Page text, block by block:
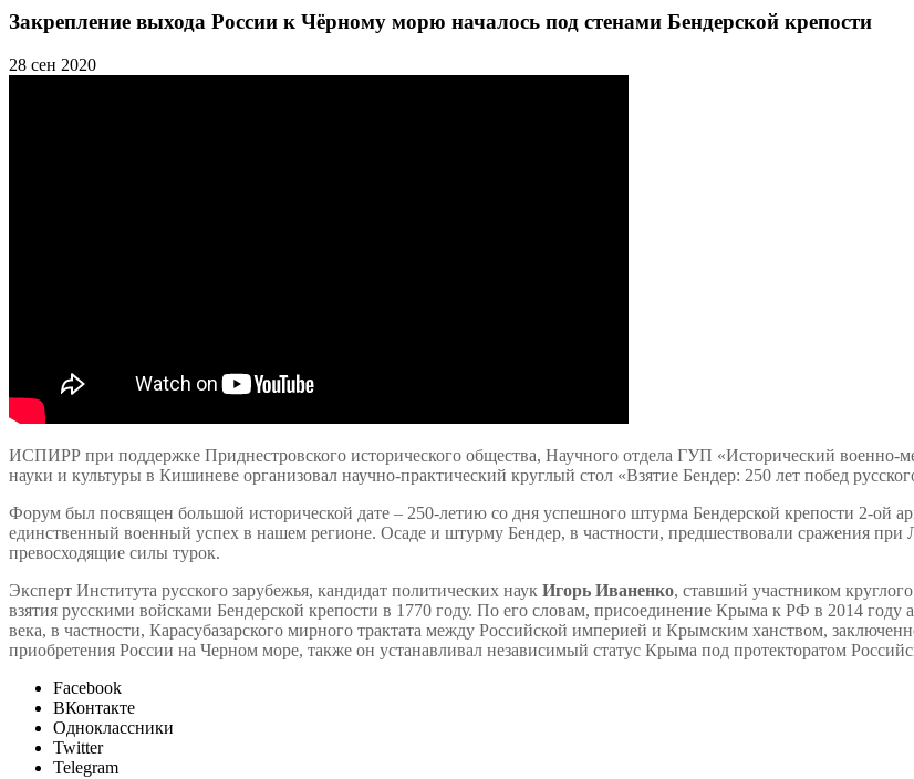
Закрепление выхода России к Чёрному морю началось под стенами Бендерской крепости
28 сен 2020
ИСПИРР при поддержке Приднестровского исторического общества, Научного отдела ГУП «Исторический военно-
науки и культуры в Кишиневе организовал научно-практический круглый стол «Взятие Бендер: 250 лет побед
Форум был посвящен большой исторической дате – 250-летию со дня успешного штурма Бендерской крепости 2-ой
единственный военный успех в нашем регионе. Осаде и штурму Бендер, в частности, предшествовали сражения при
превосходящие силы турок.
Эксперт Института русского зарубежья, кандидат политических наук Игорь Иваненко, ставший участником
взятия русскими войсками Бендерской крепости в 1770 году. По его словам, присоединение Крыма к РФ в 2014
века, в частности, Карасубазарского мирного трактата между Российской империей и Крымским ханством,
приобретения России на Черном море, также он устанавливал независимый статус Крыма под протекторатом
Facebook
ВКонтакте
Одноклассники
Twitter
Telegram